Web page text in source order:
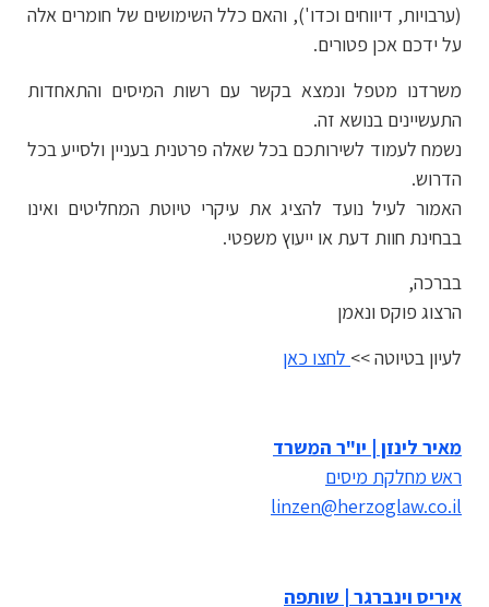
(ערבויות, דיווחים וכדו'), והאם כלל השימושים של חומרים אלה
על ידכם אכן פטורים.
משרדנו מטפל ונמצא בקשר עם רשות המיסים והתאחדות
התעשיינים בנושא זה.
נשמח לעמוד לשירותכם בכל שאלה פרטנית בעניין ולסייע בכל
הדרוש.
האמור לעיל נועד להציג את עיקרי טיוטת המחליטים ואינו
בבחינת חוות דעת או ייעוץ משפטי.
בברכה,
הרצוג פוקס ונאמן
לעיון בטיוטה >> לחצו כאן
מאיר לינזן | יו"ר המשרד
ראש מחלקת מיסים
linzen@herzoglaw.co.il
איריס וינברגר | שותפה